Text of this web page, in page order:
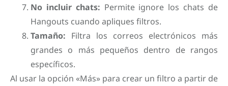
No incluir chats: Permite ignore los chats de
Hangouts cuando apliques filtros.
Tamaño: Filtra los correos electrónicos más
grandes o más pequeños dentro de rangos
específicos.
Al usar la opción «Más» para crear un filtro a partir de